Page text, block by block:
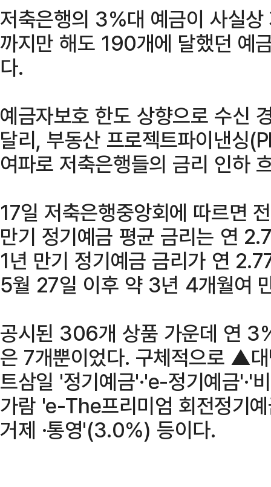
저축은행의 3%대 예금이 사실
까지만 해도 190개에 달했던 예
다.
예금자보호 한도 상향으로 수신
달리, 부동산 프로젝트파이낸싱
여파로 저축은행들의 금리 인하
17일 저축은행중앙회에 따르면
만기 정기예금 평균 금리는 연
1년 만기 정기예금 금리가 연
5월 27일 이후 약 3년 4개월여
공시된 306개 상품 가운데 연
은 7개뿐이었다. 구체적으로 ▲
트삼일 '정기예금'·'e-정기예금
가람 'e-The프리미엄 회전정기
거제 ·통영'(3.0%) 등이다.